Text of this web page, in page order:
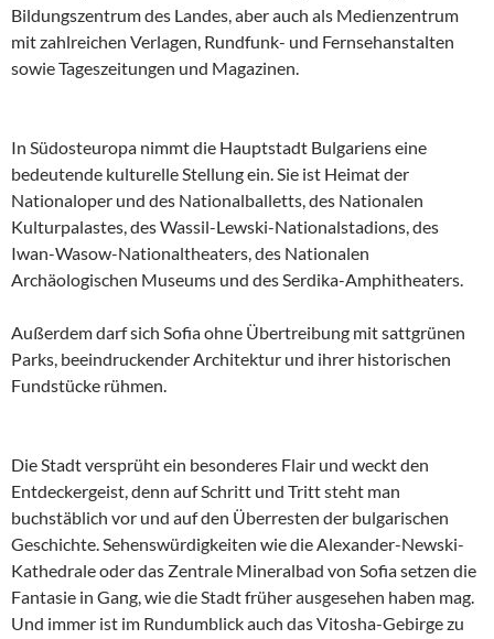
Bildungszentrum des Landes, aber auch als Medienzentrum
mit zahlreichen Verlagen, Rundfunk- und Fernsehanstalten
sowie Tageszeitungen und Magazinen.
In Südosteuropa nimmt die Hauptstadt Bulgariens eine
bedeutende kulturelle Stellung ein. Sie ist Heimat der
Nationaloper und des Nationalballetts, des Nationalen
Kulturpalastes, des Wassil-Lewski-Nationalstadions, des
Iwan-Wasow-Nationaltheaters, des Nationalen
Archäologischen Museums und des Serdika-Amphitheaters.
Außerdem darf sich Sofia ohne Übertreibung mit sattgrünen
Parks, beeindruckender Architektur und ihrer historischen
Fundstücke rühmen.
Die Stadt versprüht ein besonderes Flair und weckt den
Entdeckergeist, denn auf Schritt und Tritt steht man
buchstäblich vor und auf den Überresten der bulgarischen
Geschichte. Sehenswürdigkeiten wie die Alexander-Newski-
Kathedrale oder das Zentrale Mineralbad von Sofia setzen die
Fantasie in Gang, wie die Stadt früher ausgesehen haben mag.
Und immer ist im Rundumblick auch das Vitosha-Gebirge zu